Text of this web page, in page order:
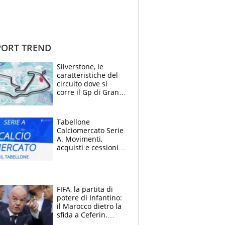
TREND
Silverstone, le
caratteristiche del
circuito dove si
corre il Gp di Gran
Tabellone
Calciomercato Serie
A. Movimenti,
acquisti e cessioni:
FIFA, la partita di
potere di Infantino:
il Marocco dietro la
sfida a Ceferin.